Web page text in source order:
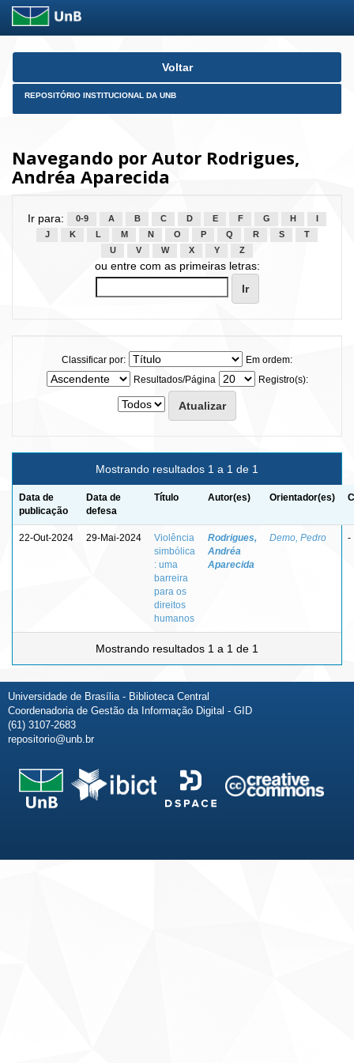
Skip
Voltar
REPOSITÓRIO INSTITUCIONAL DA UNB
Navegando por Autor Rodrigues,
Andréa Aparecida
Ir para: 0-9 A B C D E F G H
J
K L M N O P Q R S
T
U
V W X Y Z
ou entre com as primeiras letras:
Classificar por:
Em ordem:
Resultados/Página
Registro(s):
Mostrando resultados 1 a 1 de 1
Data de
publicação
Data de
defesa
Título Autor(es) Orientador(es)
22-Out-2024 29-Mai-2024
Violência
simbólica
: uma
barreira
para os
direitos
humanos
Rodrigues,
Andréa
Aparecida
Demo, Pedro -
Mostrando resultados 1 a 1 de 1
Universidade de Brasília - Biblioteca Central
Coordenadoria de Gestão da Informação Digital - GID
(61) 3107-2683
repositorio@unb.br